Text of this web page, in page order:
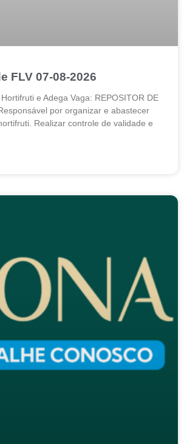
FLV 07-08-2026
e Adega Vaga: REPOSITOR DE
por organizar e abastecer
Realizar controle de validade e